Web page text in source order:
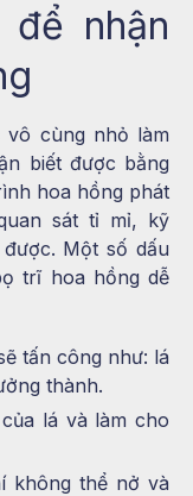
nhận
cùng nhỏ làm
biết được bằng
hoa hồng phát
sát tỉ mỉ, kỹ
Một số dấu
trĩ hoa hồng dễ
tấn công như: lá
thành.
lá và làm cho
không thể nở và